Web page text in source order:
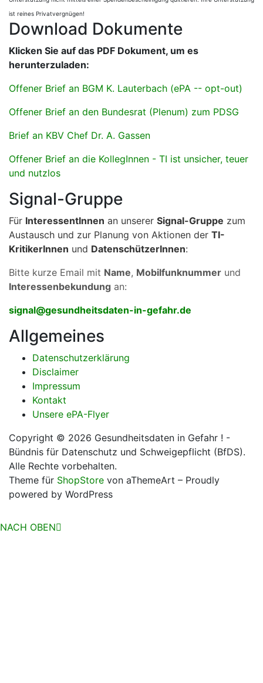
ist reines Privatvergnügen!
Download Dokumente
Klicken Sie auf das PDF Dokument, um es
herunterzuladen:
Offener Brief an BGM K. Lauterbach (ePA -- opt-out)
Offener Brief an den Bundesrat (Plenum) zum PDSG
Brief an KBV Chef Dr. A. Gassen
Offener Brief an die KollegInnen - TI ist unsicher, teuer
und nutzlos
Signal-Gruppe
Für InteressentInnen an unserer Signal-Gruppe zum
Austausch und zur Planung von Aktionen der TI-
KritikerInnen und DatenschützerInnen:
Bitte kurze Email mit Name, Mobilfunknummer und
Interessenbekundung an:
signal@gesundheitsdaten-in-gefahr.de
Allgemeines
Datenschutzerklärung
Disclaimer
Impressum
Kontakt
Unsere ePA-Flyer
Copyright © 2026 Gesundheitsdaten in Gefahr ! -
Bündnis für Datenschutz und Schweigepflicht (BfDS).
Alle Rechte vorbehalten.
Theme für ShopStore von aThemeArt – Proudly
powered by WordPress
NACH OBEN